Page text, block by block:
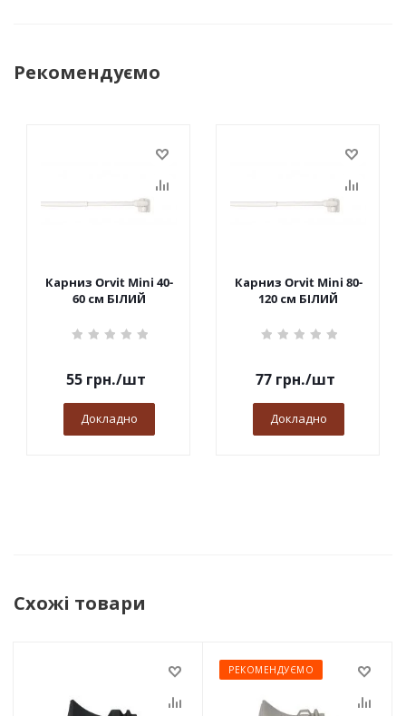
Рекомендуємо
Карниз Orvit Mini 40-
60 см БІЛИЙ
55грн./шт
Докладно
Карниз Orvit Mini 80-
120 см БІЛИЙ
77грн./шт
Докладно
Схожі товари
РЕКОМЕНДУЄМО